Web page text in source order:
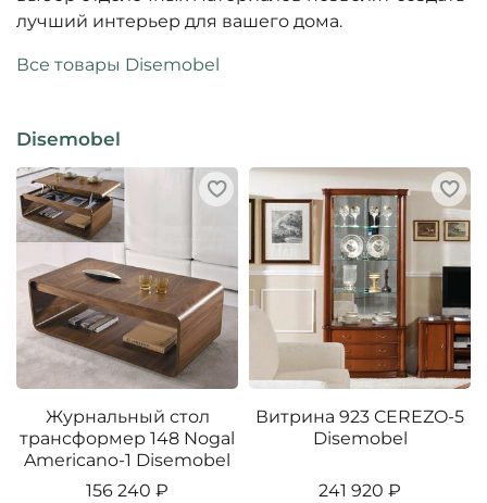
лучший интерьер для вашего дома.
Все товары Disemobel
Disemobel
Журнальный стол
трансформер 148 Nogal
Americano-1 Disemobel
156 240 ₽
Витрина 923 CEREZO-5
Disemobel
241 920 ₽